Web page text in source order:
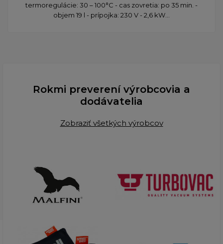
termoregulácie: 30 – 100°C - cas zovretia: po 35 min. -
objem 19 l - prípojka: 230 V - 2,6 kW...
Rokmi preverení výrobcovia a
dodávatelia
Zobraziť všetkých výrobcov